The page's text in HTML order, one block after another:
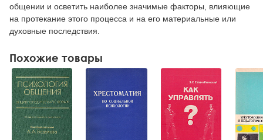
общении и осветить наиболее значимые факторы, влияющие
на протекание этого процесса и на его материальные или
духовные последствия.
Похожие товары